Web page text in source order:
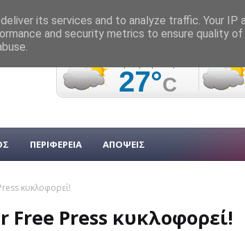
ΠΕΡΙΦΕΡΕΙΑ ΑΠΟΨΕΙΣ
κυκλοφορεί!
Free Press κυκλοφορεί!
its services and to analyze traffic. Your IP
and security metrics to ensure quality